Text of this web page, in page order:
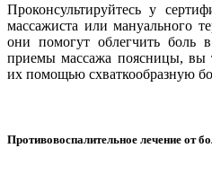
Проконсультируйтесь у
массажиста или мануального
они помогут облегчить боль
приемы массажа поясницы, вы
их помощью схваткообразную
Противовоспалительное лечение от